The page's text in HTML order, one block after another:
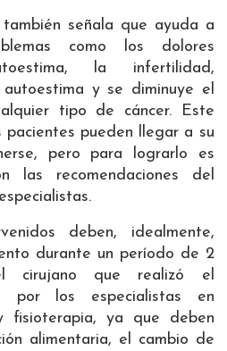
señala que ayuda a
como los dolores
la infertilidad,
y se diminuye el
tipo de cáncer. Este
pueden llegar a su
pero para lograrlo es
las recomendaciones del
deben, idealmente,
durante un período de 2
cirujano que realizó el
por los especialistas en
fisioterapia, ya que deben
alimentaria, el cambio de